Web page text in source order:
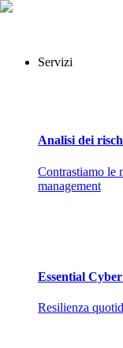
Servizi
Analisi dei
Contrastiamo le
management
Essential
Resilienza